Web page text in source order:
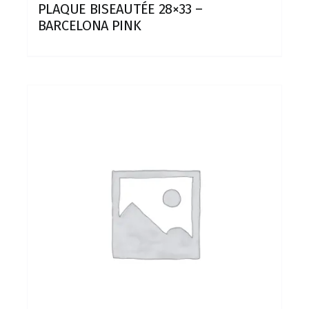
PLAQUE BISEAUTÉE 28×33 –
BARCELONA PINK